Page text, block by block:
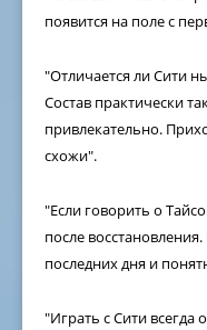
появится на поле с
"Отличается ли Сити
Состав практически
привлекательно.
схожи".
"Если говорить о
после
последних дня и
"Играть с Сити всегда